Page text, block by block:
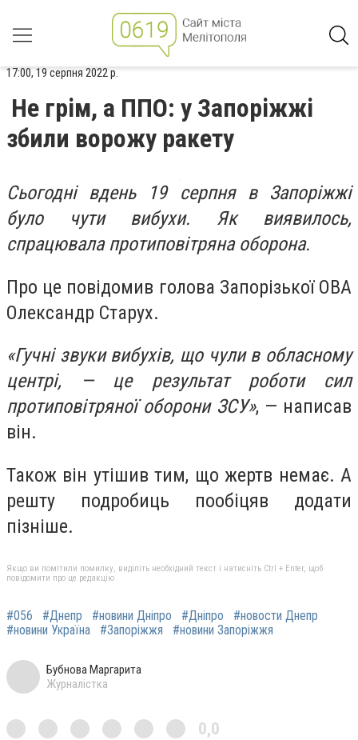
17:00, 19 серпня 2022 р.
Не грім, а ППО: у Запоріжжі
збили ворожу ракету
Сьогодні вдень 19 серпня в Запоріжжі
було чути вибухи. Як виявилось,
спрацювала протиповітряна оборона.
Про це повідомив голова Запорізької ОВА
Олександр Старух.
«Гучні звуки вибухів, що чули в обласному
центрі, — це результат роботи сил
протиповітряної оборони ЗСУ», — написав
він.
Також він утішив тим, що жертв немає. А
решту подробиць пообіцяв додати
пізніше.
Якщо ви помітили помилку, виділіть необхідний текст і натисніть Ctrl + Enter, щоб
повідомити про це редакцію
#056 #Днепр #новини Дніпро #Дніпро
#новости Днепр
#новини Україна
#Запоріжжя #новини Запоріжжя
Бубнова Маргарита
Журналістка
0,0